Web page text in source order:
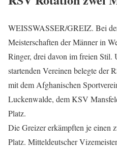
WEISSWASSER/GREIZ. Bei
Meisterschaften der Männer in
Ringer, drei davon im freien Stil.
startenden Vereinen belegte der
mit dem Afghanischen
Luckenwalde, dem KSV
Platz.
Die Greizer erkämpften je einen
Platz. Mitteldeutscher